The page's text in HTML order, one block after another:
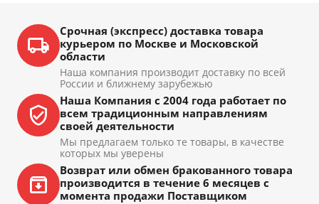
Срочная (экспресс) доставка товара
курьером по Москве и Московской
области
Наша компания производит доставку по всей
России и ближнему зарубежью
Наша Компания с 2004 года работает по
всем традиционным направлениям
своей деятельности
Мы предлагаем только те товары, в качестве
которых мы уверены
Возврат или обмен бракованного товара
производится в течение 6 месяцев с
момента продажи Поставщиком